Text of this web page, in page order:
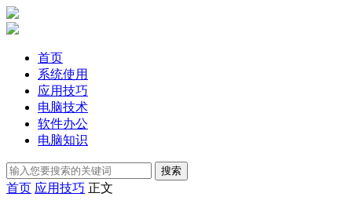
首页
系统使用
应用技巧
电脑技术
软件办公
电脑知识
首页 应用技巧 正文